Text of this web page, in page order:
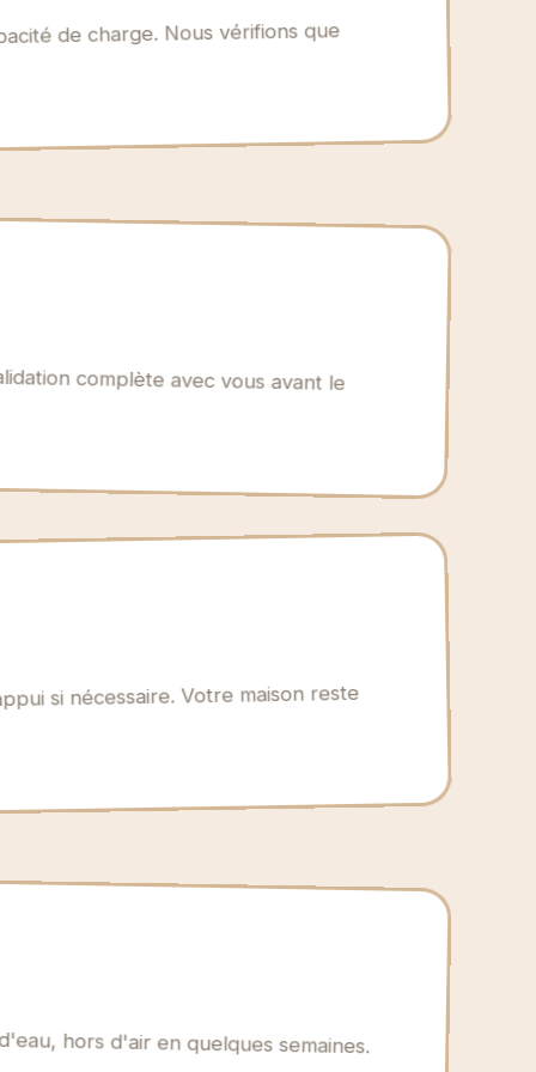
de charge. Nous vérifions que
complète avec vous avant le
si nécessaire. Votre maison reste
hors d'air en quelques semaines.